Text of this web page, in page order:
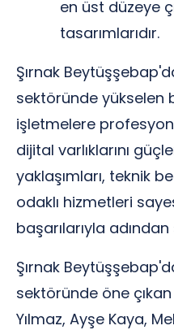
en üst düzeye
tasarımlarıdır.
Şırnak
sektöründe yükselen
işletmelere
dijital varlıklarını
yaklaşımları, teknik
odaklı hizmetleri
başarılarıyla
Şırnak
sektöründe öne
Yılmaz, Ayşe Kaya,